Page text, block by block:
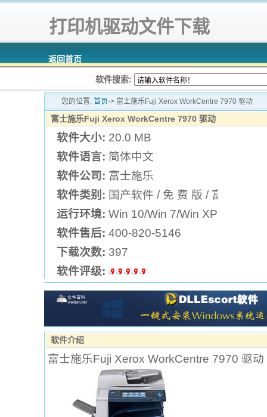
打印机驱动文件下载
返回首页
软件搜索:
您的位置: 首页-> 富士施乐Fuji Xerox WorkCentre 7970 驱动
富士施乐Fuji Xerox WorkCentre 7970 驱动
软件大小: 20.0 MB
软件语言: 简体中文
软件公司: 富士施乐
软件类别: 国产软件 / 免 费 版 / 富士施乐
运行环境: Win 10/Win 7/Win XP
软件售后: 400-820-5146
下载次数: 397
软件评级:
软件介绍
富士施乐Fuji Xerox WorkCentre 7970 驱动